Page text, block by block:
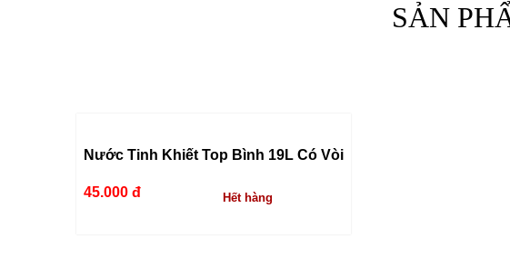
SẢN
Nước Tinh Khiết Top Bình 19L Có Vòi
45.000 đ Hết hàng